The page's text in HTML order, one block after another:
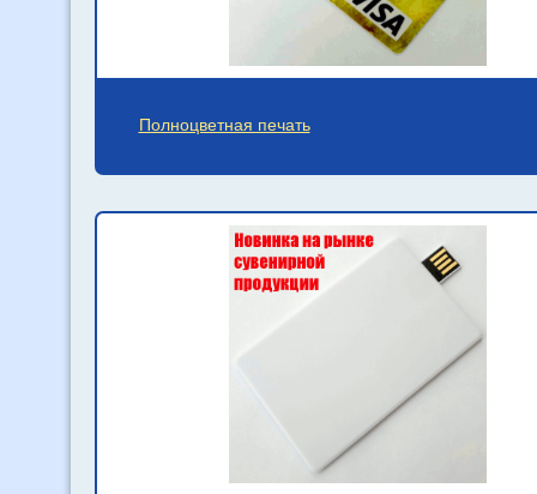
Полноцветная печать